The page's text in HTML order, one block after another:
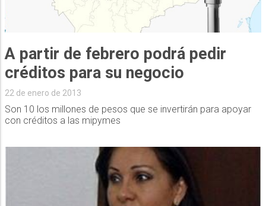
A partir de febrero podrá pedir
créditos para su negocio
22 de enero de 2013
Son 10 los millones de pesos que se invertirán para apoyar
con créditos a las mipymes